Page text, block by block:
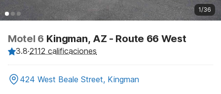
1/36
Motel 6 Kingman, AZ - Route 66 West
3.8·2112 calificaciones
424 West Beale Street, Kingman